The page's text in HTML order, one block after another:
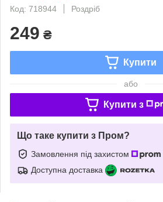
Код: 718944
Роздріб
249 ₴
Купити
або
Купити з
Що таке купити з Пром?
Замовлення під захистом
Доступна доставка